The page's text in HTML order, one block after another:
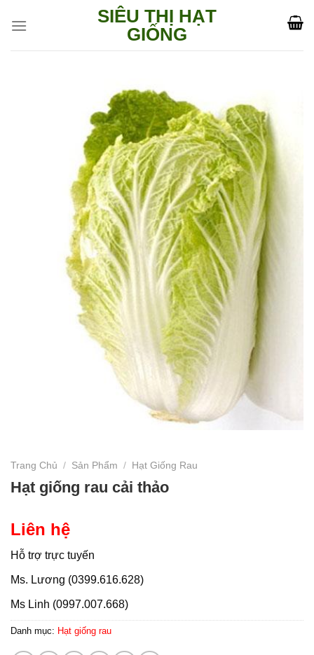
SIÊU THỊ HẠT
GIỐNG
Trang Chủ / Sản Phẩm / Hạt Giống Rau
Hạt giống rau cải thảo
Liên hệ
Hỗ trợ trực tuyến
Ms. Lương (0399.616.628)
Ms Linh (0997.007.668)
Danh mục: Hạt giống rau